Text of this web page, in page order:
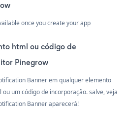
once you create your app
html ou código de
Pinegrow
Banner em qualquer elemento
um código de incorporação. salve, veja
Banner aparecerá!